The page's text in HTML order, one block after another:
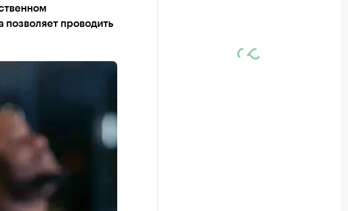
позволяет проводить